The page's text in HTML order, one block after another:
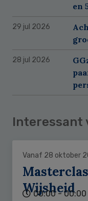
en
29 jul 2026
28 jul 2026
Interessant
Vanaf 28 oktober
Wijsheid
00:00 - 00:00